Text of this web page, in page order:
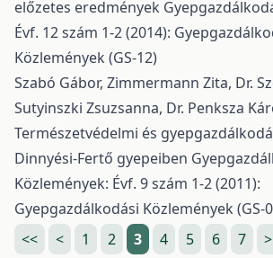
előzetes eredmények
Évf. 12 szám 1-2 (2014):
Közlemények (GS-12)
Szabó Gábor, Zimmermann Zita, Dr.
Sutyinszki Zsuzsanna, Dr. Penksza
Természetvédelmi és
Dinnyési-Fertő gyepeiben
Közlemények: Évf. 9 szám 1-2 (2011):
Gyepgazdálkodási Közlemények (GS-
<<
< 1 2 3 4 5 6 7 >